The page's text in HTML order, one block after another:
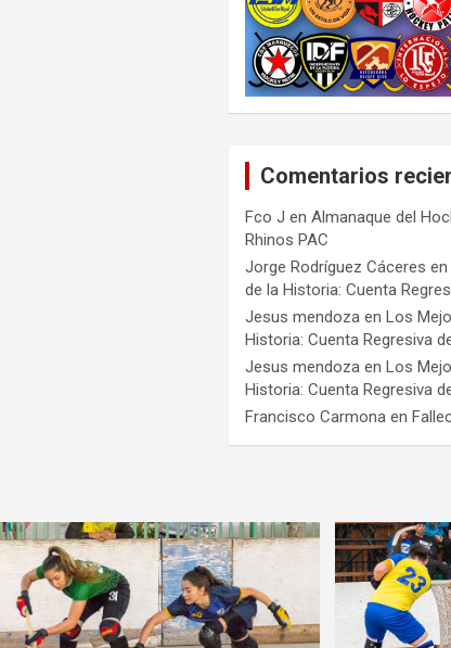
Comentarios
Fco J enAlmanaque del
Rhinos PAC
Jorge Rodríguez Cáceres
de la Historia: Cuenta
Jesus mendoza enLos
Historia: Cuenta Regresiva
Jesus mendoza enLos
Historia: Cuenta Regresiva
Francisco Carmona en